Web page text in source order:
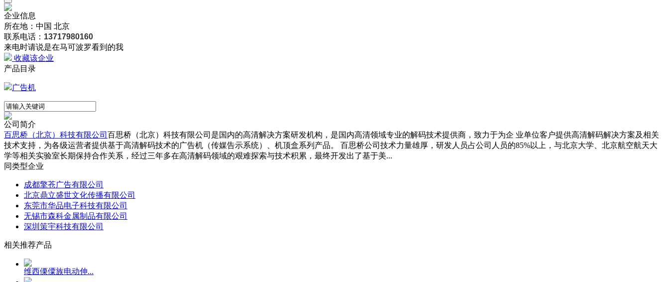
企业信息
所在地：中国 北京
联系电话： 13717980160
来电时请说是在马可波罗看到的我
收藏该企业
产品目录
广告机
公司简介
百思桥（北京）科技有限公司 百思桥（北京）科技有限公司是国内的高清解决方案研发机构，是国内高清领域专业的解码技术提供商，致力于为企 业单位客户提供高清解码解决方案及相关
技术支持，为各级运营者提供基于高清解码技术的广告机（传媒告示系统）、机顶盒系列产品。 百思桥公司技术力量雄厚，研发人员占公司人员的85%以上，与北京大学、北京航空航天大
学等相关实验室长期保持合作关系，经过三年多在高清解码领域的艰难探索与技术积累，最终开发出了基于美...
同类型企业
成都擎苍广告有限公司
北京鼎立盛世文化传播有限公司
东莞市华品电子科技有限公司
无锡市森科金属制品有限公司
深圳策宇科技有限公司
相关推荐产品
维西傈僳族电动伸...